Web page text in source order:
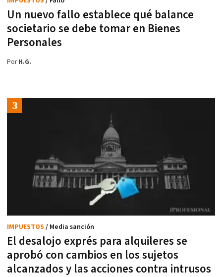
Un nuevo fallo establece qué balance
societario se debe tomar en Bienes
Personales
PorH.G.
El desalojo exprés para alquileres se
aprobó con cambios en los sujetos
alcanzados y las acciones contra intrusos
IMPUESTOS / Media sanción